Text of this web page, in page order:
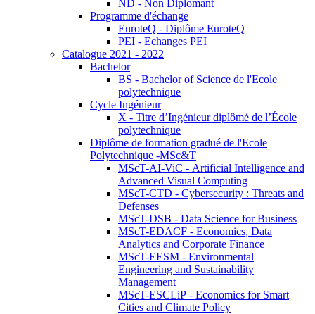
ND - Non Diplomant
Programme d'échange
EuroteQ - Diplôme EuroteQ
PEI - Echanges PEI
Catalogue 2021 - 2022
Bachelor
BS - Bachelor of Science de l'Ecole
polytechnique
Cycle Ingénieur
X - Titre d’Ingénieur diplômé de l’École
polytechnique
Diplôme de formation gradué de l'Ecole
Polytechnique -MSc&T
MScT-AI-ViC - Artificial Intelligence and
Advanced Visual Computing
MScT-CTD - Cybersecurity : Threats and
Defenses
MScT-DSB - Data Science for Business
MScT-EDACF - Economics, Data
Analytics and Corporate Finance
MScT-EESM - Environmental
Engineering and Sustainability
Management
MScT-ESCLiP - Economics for Smart
Cities and Climate Policy